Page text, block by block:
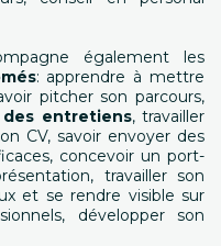
également les
: apprendre à mettre
pitcher son parcours,
des entretiens, travailler
CV, savoir envoyer des
concevoir un port-
travailler son
et se rendre visible sur
développer son